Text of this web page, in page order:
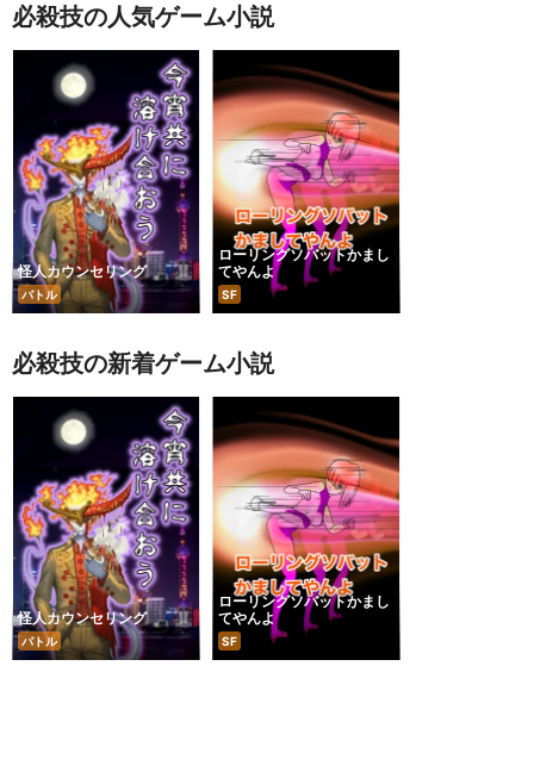
必殺技の人気ゲーム小説
怪人カウンセリング
バトル
ローリングソバットかまし
てやんよ
SF
必殺技の新着ゲーム小説
怪人カウンセリング
バトル
ローリングソバットかまし
てやんよ
SF